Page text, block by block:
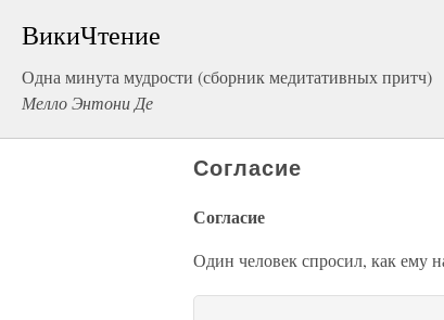
ВикиЧтение
Одна минута мудрости (сборник медитативных притч)
Мелло Энтони Де
Согласие
Согласие
Один человек спросил, как ему